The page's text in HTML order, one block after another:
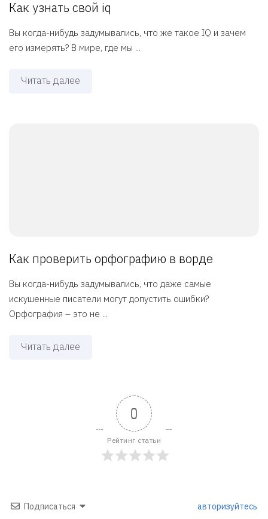
Как узнать свой iq
Вы когда-нибудь задумывались, что же такое IQ и зачем
его измерять? В мире, где мы ...
Читать далее
Как проверить орфографию в ворде
Вы когда-нибудь задумывались, что даже самые
искушенные писатели могут допустить ошибки?
Орфография – это не ...
Читать далее
0
Рейтинг статьи
Подписаться авторизуйтесь